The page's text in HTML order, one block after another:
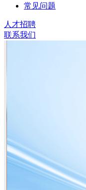
常见问题
人才招聘
联系我们